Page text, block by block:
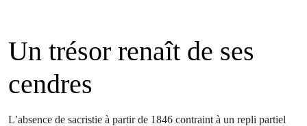
Un trésor renaît de ses
cendres
L’absence de sacristie à partir de 1846 contraint à un repli partiel